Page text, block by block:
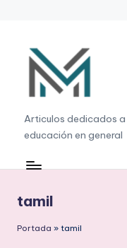
contenido
G
r
a
á
ti
Articulos dedicados
educación en general
tamil
Portada » tamil